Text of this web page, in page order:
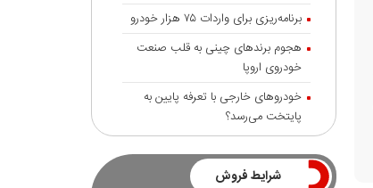
برنامه‌ریزی برای واردات ۷۵ هزار خودرو
هجوم برندهای چینی به قلب صنعت
خودروی اروپا
خودروهای خارجی با تعرفه پایین به
پایتخت می‌رسد؟
شرایط فروش